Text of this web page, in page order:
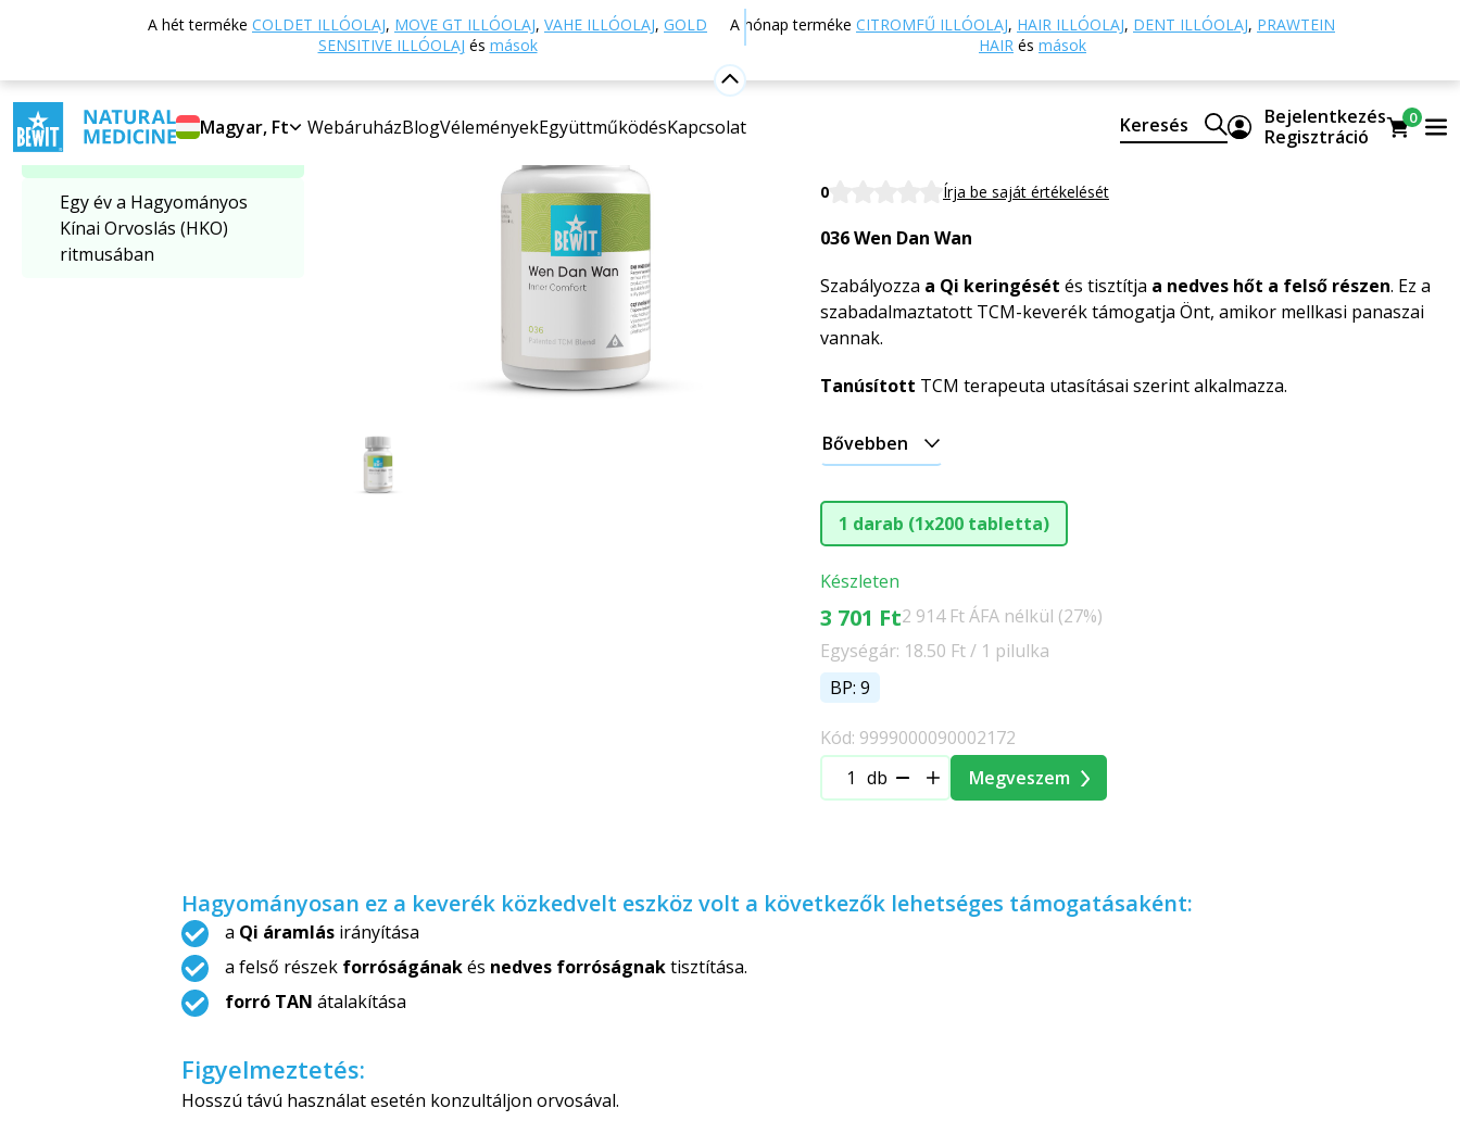
A hét terméke COLDET ILLÓOLAJ, MOVE GT ILLÓOLAJ, VAHE ILLÓOLAJ, GOLD
SENSITIVE ILLÓOLAJ és mások
A hónap terméke CITROMFŰ ILLÓOLAJ, HAIR ILLÓOLAJ, DENT ILLÓOLAJ, PRAWTEIN
HAIR és mások
Magyar, Ft WebáruházBlogVéleményekEgyüttműködésKapcsolat Keresés
Bejelentkezés
Regisztráció
0
TCM - Hagyományos kínai
orvoslás
Egy év a Hagyományos
Kínai Orvoslás (HKO)
ritmusában
Vissza a főoldalra Webáruház Táplálkozás és étrend-kiegészítők TCM - Hagyományos kínai orvoslás 036 - Belső jólét
SZUPER ÁR 036 - Belső jólét
0 Írja be saját értékelését
036 Wen Dan Wan
Szabályozza a Qi keringését és tisztítja a nedves hőt a felső részen. Ez a
szabadalmaztatott TCM-keverék támogatja Önt, amikor mellkasi panaszai
vannak.
Tanúsított TCM terapeuta utasításai szerint alkalmazza.
Bővebben
1 darab (1x200 tabletta)
Készleten
3 701 Ft2 914 Ft ÁFA nélkül (27%)
Egységár: 18.50 Ft / 1 pilulka
BP: 9
Kód: 9999000090002172
db
Megveszem
Hagyományosan ez a keverék közkedvelt eszköz volt a következők lehetséges támogatásaként:
a Qi áramlás irányítása
a felső részek forróságánakés nedves forróságnaktisztítása.
forró TAN átalakítása
Figyelmeztetés:
Hosszú távú használat esetén konzultáljon orvosával.